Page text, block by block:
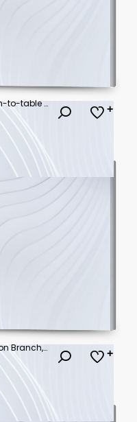
Overhead shot of a delectable farm-to-table vegetable pizza, a gourmet recipe.
Vibrant Red Chili Peppers Hanging on Branch, Lush Green Leaves, Red Background